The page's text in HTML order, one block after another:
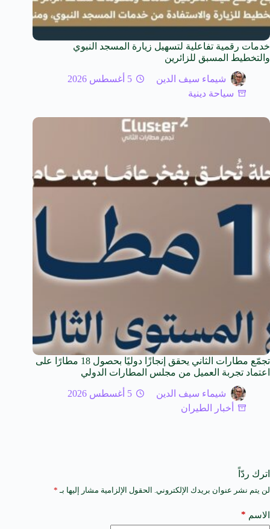
خدمات رقمية تفاعلية لتسهيل زيارة المسجد النبوي
والتخطيط المسبق للزائرين
شيماء سيف الدين
5 أغسطس 2026
سياحة دينية
تجمّع مطارات الثاني يحقق إنجازًا دوليًا بحصول 18 مطارًا على
اعتماد تجربة العميل من مجلس المطارات الدولي
شيماء سيف الدين
5 أغسطس 2026
أخبار الطيران
اترك ردّاً
لن يتم نشر عنوان بريدك الإلكتروني. الحقول الإلزامية مشار إليها بـ *
الاسم *
A
t
e